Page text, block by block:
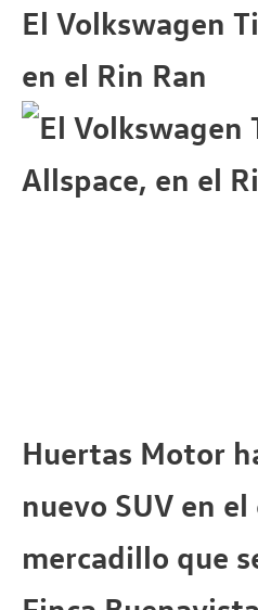
El Volkswagen
en el Rin Ran
Huertas Motor
nuevo SUV en
mercadillo que